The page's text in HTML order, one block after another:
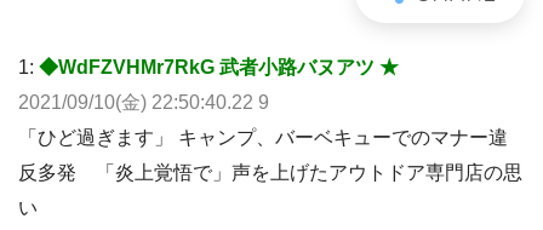
1: ◆WdFZVHMr7RkG 武者小路バヌアツ ★
2021/09/10(金) 22:50:40.22 9
「ひど過ぎます」 キャンプ、バーベキューでのマナー違
反多発 「炎上覚悟で」声を上げたアウトドア専門店の思
い